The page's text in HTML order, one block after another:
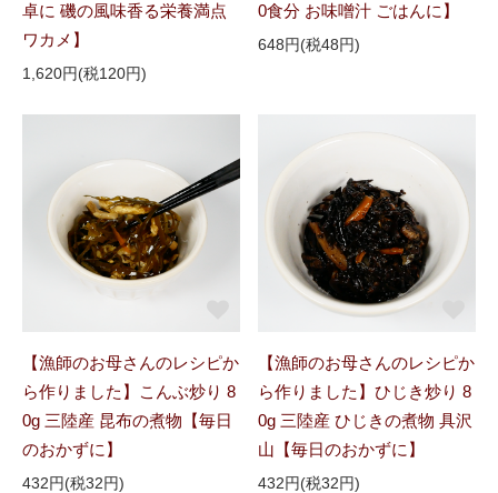
卓に 磯の風味香る栄養満点
ワカメ】
1,620円(税120円)
0食分 お味噌汁 ごはんに】
648円(税48円)
【漁師のお母さんのレシピか
ら作りました】こんぶ炒り 8
0g 三陸産 昆布の煮物【毎日
のおかずに】
432円(税32円)
【漁師のお母さんのレシピか
ら作りました】ひじき炒り 8
0g 三陸産 ひじきの煮物 具沢
山【毎日のおかずに】
432円(税32円)